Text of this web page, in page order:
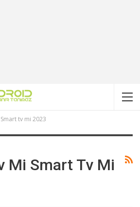
tv mi 2023
Mi Smart Tv Mi